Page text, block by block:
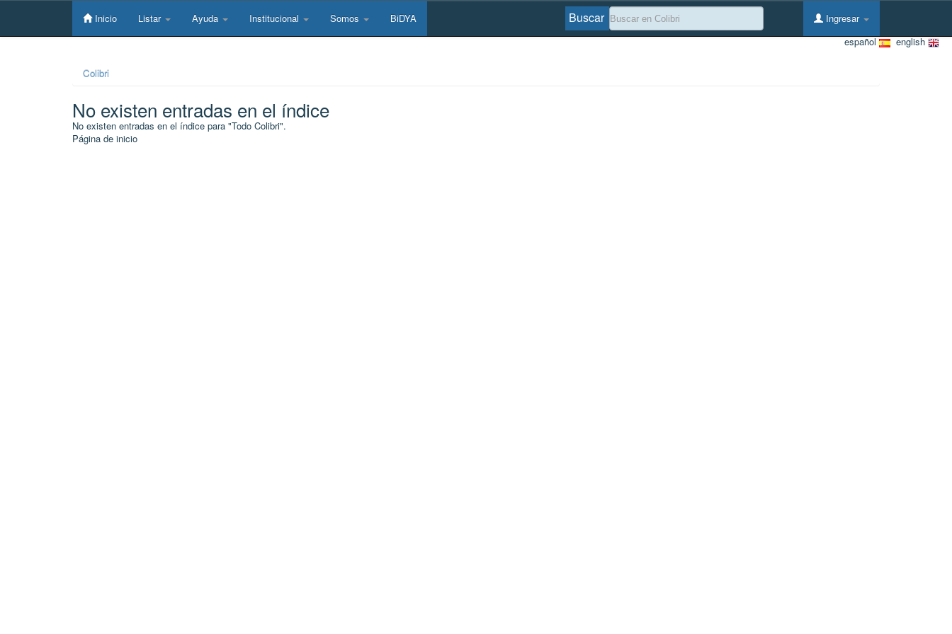
Skip
Inicio Listar Ayuda Institucional Somos BiDYA Ingresar
Buscar
english
español
Colibri
No existen entradas en el índice
No existen entradas en el índice para "Todo Colibri".
Página de inicio